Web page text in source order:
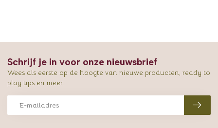
Schrijf je in voor onze nieuwsbrief
Wees als eerste op de hoogte van nieuwe producten, ready to
play tips en meer!